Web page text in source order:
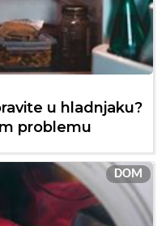
u hladnjaku?
problemu
DOM